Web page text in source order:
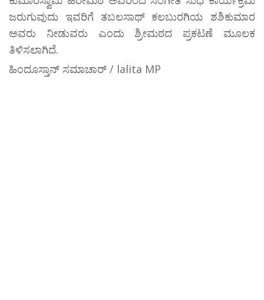
ಜರುಗುವುದು ಇವರಿಗೆ ತಬಲಸಾಥ್ ಕಲಬುರಗಿಯ ಶಶಿಕುಮಾರ
ಅವರು ನೀಡುವರು ಎಂದು ಶ್ರೀಮಠದ ಪ್ರಕಟಣೆ ಮೂಲಕ
ತಿಳಿಸಲಾಗಿದೆ.
ಹಿಂದೂಸ್ತಾನ್ ಸಮಾಚಾರ್ / lalita MP